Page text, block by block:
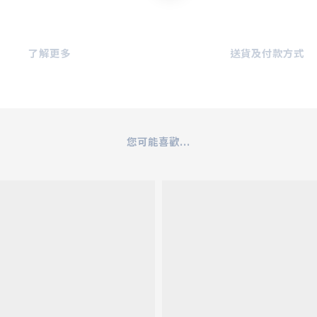
了解更多 送貨及付款方式
您可能喜歡...